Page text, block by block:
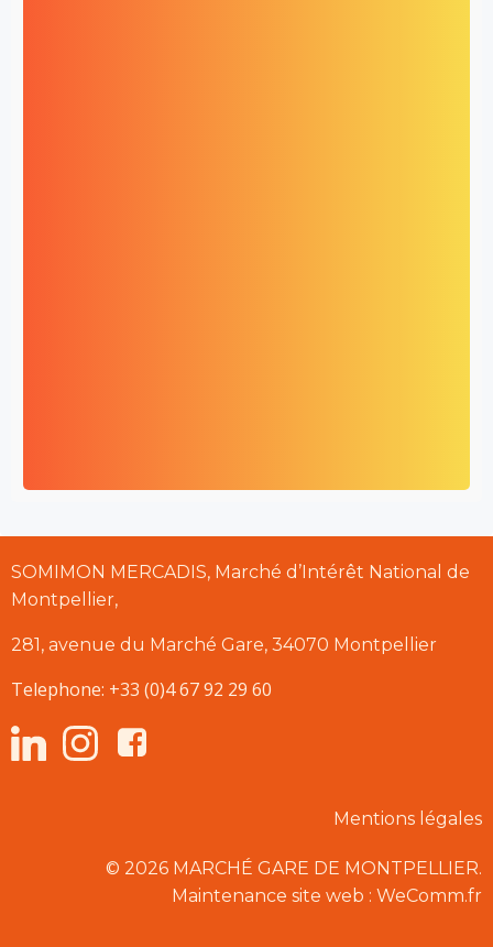
SOMIMON MERCADIS, Marché d’Intérêt National de
Montpellier,
281, avenue du Marché Gare, 34070 Montpellier
Telephone: +33 (0)4 67 92 29 60
Mentions légales
© 2026 MARCHÉ GARE DE MONTPELLIER.
Maintenance site web : WeComm.fr